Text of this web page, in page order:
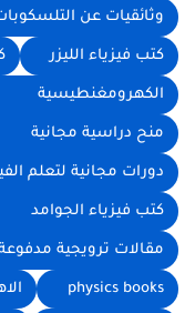
وثائقيات عن
كتب فيزياء الليزر
الكهرومغنطيسية
منح دراسية مجانية
دورات مجانية لتعلم
كتب فيزياء الجوامد
مقالات ترويجية
physics books